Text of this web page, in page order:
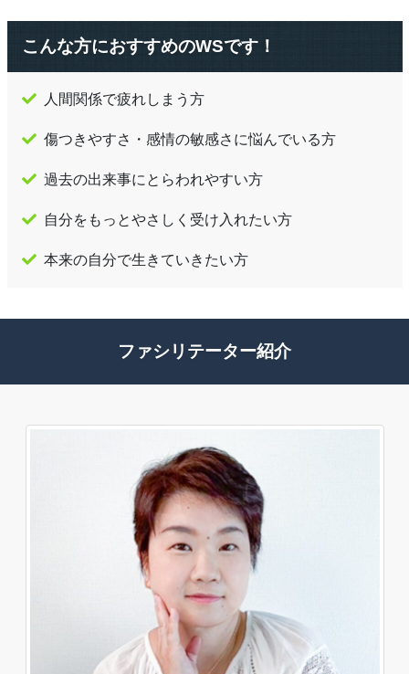
こんな方におすすめのWSです！
人間関係で疲れしまう方
傷つきやすさ・感情の敏感さに悩んでいる方
過去の出来事にとらわれやすい方
自分をもっとやさしく受け入れたい方
本来の自分で生きていきたい方
ファシリテーター紹介